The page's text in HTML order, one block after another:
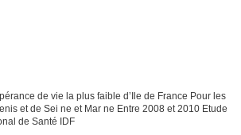
de vie la plus faible d’Ile de France Pour les
et de Sei ne et Mar ne Entre 2008 et 2010 Etude
de Santé IDF